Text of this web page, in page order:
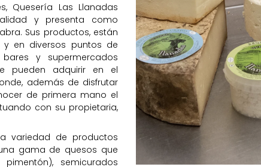
Quesería Las Llanadas
y presenta como
Sus productos, están
en diversos puntos de
y supermercados
pueden adquirir en el
además de disfrutar
de primera mano el
con su propietaria,
variedad de productos
gama de quesos que
semicurados